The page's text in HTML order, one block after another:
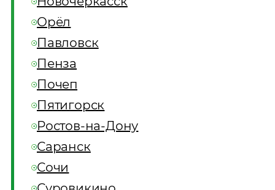
Орёл
Павловск
Пенза
Почеп
Пятигорск
Ростов-на-Дону
Саранск
Сочи